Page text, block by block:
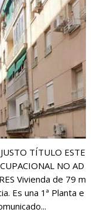
TÍTULO ESTE
NO AD
Vivienda de 79 m
Es una 1ª Planta e